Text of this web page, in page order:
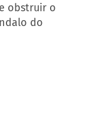
obstruir o
do